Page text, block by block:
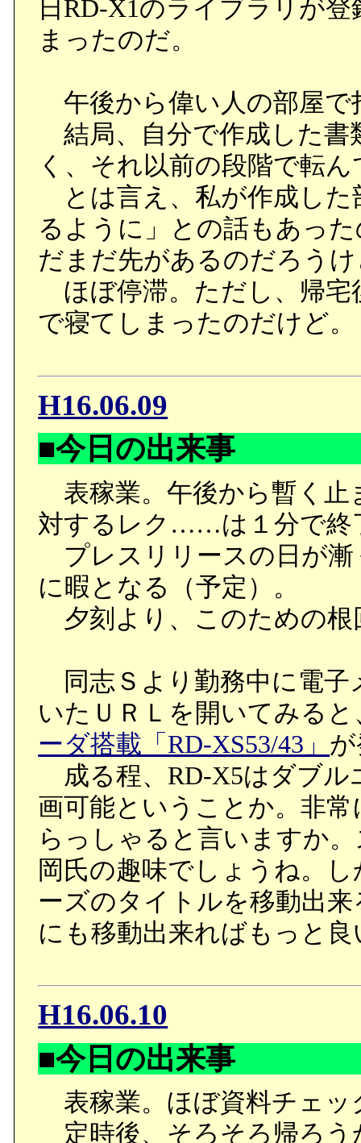
日RD-X1のライブラリが
まったのだ。
午後から偉い人の部屋で
結局、自分で作成した書
く、それ以前の段階で転
とは言え、私が作成した
るように」との話もあっ
だまだ先があるのだろう
ほぼ停滞。ただし、帰宅
で寝てしまったのだけど。
H16.06.09
■今日の出来事
表稼業。午後から暫く止
対するレク……は１分で終
プレスリリースの日が漸
に暇となる（予定）。
夕刻より、このための根
同志Ｓより勤務中に電子
いたＵＲＬを開いてみると
ーダ搭載「RD-XS53/43」
成る程、RD-X5はダブル
画可能ということか。非
らっしゃると言いますか
岡氏の趣味でしょうね。
ーズのタイトルを移動出
にも移動出来ればもっと
H16.06.10
■今日の出来事
表稼業。ほぼ資料チェッ
定時後、そろそろ帰ろ